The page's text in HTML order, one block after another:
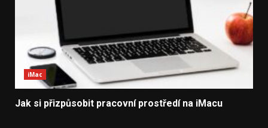
iMac
Jak si přizpůsobit pracovní prostředí na iMacu